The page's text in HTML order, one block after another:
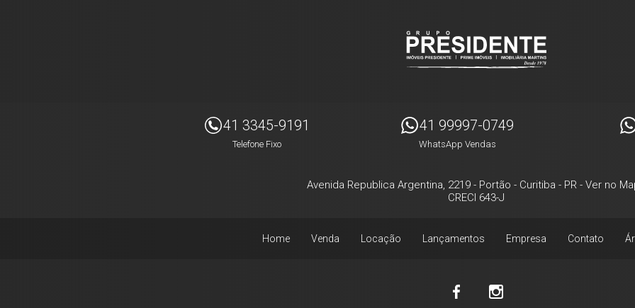
41 3345-9191
Telefone Fixo
41 99997-0749
WhatsApp Vendas
Avenida Republica Argentina, 2219 - Portão - Curitiba - PR - Ver no
CRECI 643-J
Home Venda Locação Lançamentos Empresa Contato